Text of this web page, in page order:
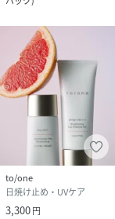
to/one
日焼け止め・UVケア
3,300円